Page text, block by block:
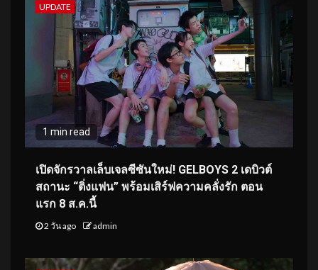
UPDATE
1 min read
เปิดจักรวาลเล็บเจลซีซันใหม่! GELBOYS 2 เดบิวต์
สถานะ “ติ่งแฟน” พร้อมเสิร์ฟความคลั่งรัก ตอน
แรก 8 ส.ค.นี้
2 วัน ago admin